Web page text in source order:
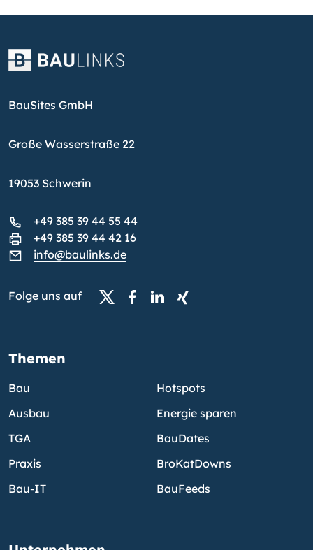
BauSites GmbH
Große Wasserstraße 22
19053 Schwerin
+49 385 39 44 55 44
+49 385 39 44 42 16
info@baulinks.de
Folge uns auf
Themen
Bau
Ausbau
TGA
Praxis
Bau-IT
Hotspots
Energie sparen
BauDates
BroKatDowns
BauFeeds